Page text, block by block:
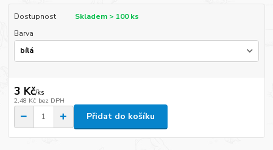
Dostupnost
Skladem > 100 ks
Barva
3 Kč/ks
2,48 Kč bez DPH
Přidat do košíku